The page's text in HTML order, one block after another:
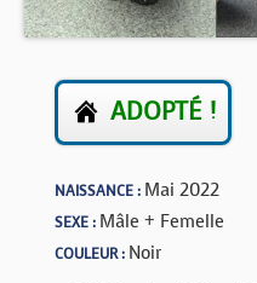
BOUTIQUE
FORUM
ADOPTÉ !
NAISSANCE : Mai 2022
SEXE : Mâle + Femelle
COULEUR : Noir